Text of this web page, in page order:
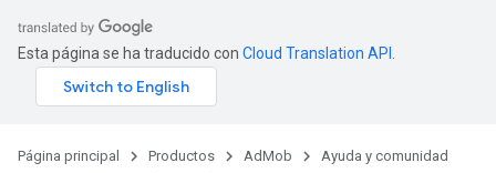
Esta página se ha traducido con Cloud Translation API
Página principal Productos AdMob
Ayuda y comunidad